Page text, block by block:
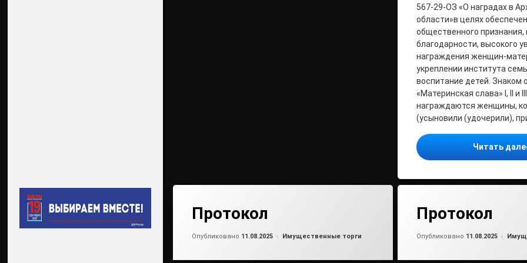
567-29-ОЗ «О наградах в
области»в целях
общественного признания,
благодарности, высокого
награждения женщин-
укреплении института
воспитание детей. Знаком
«Материнская слава» I, II и
награждаются женщины,
(усыновили (удочерили),
Читать
Протокол
Опубликовано 11.08.2025 Рубрики:
Имущественные торги
Протокол
Опубликовано 11.08.2025